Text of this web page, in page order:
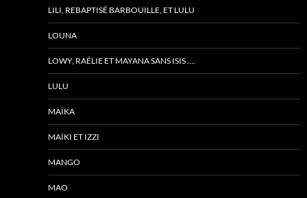
LILI, REBAPTISÉ BARBOUILLE, ET LULU
LOUNA
LOWY, RAÉLIE ET MAYANA SANS ISIS ….
LULU
MAÏKA
MAÏKI ET IZZI
MANGO
MAO